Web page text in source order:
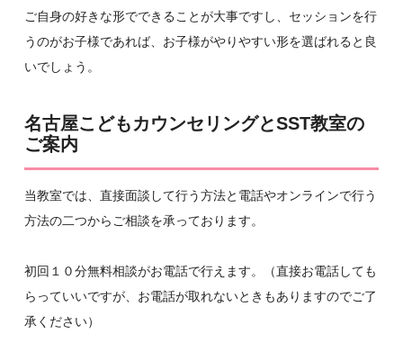
ご自身の好きな形でできることが大事ですし、セッションを行
うのがお子様であれば、お子様がやりやすい形を選ばれると良
いでしょう。
名古屋こどもカウンセリングとSST教室の
ご案内
当教室では、直接面談して行う方法と電話やオンラインで行う
方法の二つからご相談を承っております。
初回１０分無料相談がお電話で行えます。（直接お電話しても
らっていいですが、お電話が取れないときもありますのでご了
承ください）